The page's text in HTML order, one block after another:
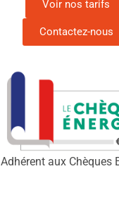
Voir nos tarifs
Contactez-nous
Adhérent aux Chèques